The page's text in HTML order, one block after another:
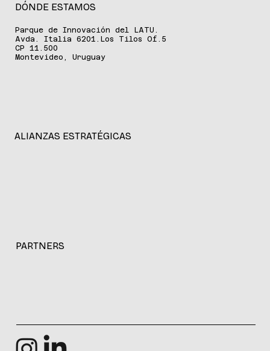
DÓNDE ESTAMOS
Parque de Innovación del LATU.
Avda. Italia 6201.Los Tilos Of.5
CP 11.500
Montevideo, Uruguay
ALIANZAS ESTRATÉGICAS
PARTNERS